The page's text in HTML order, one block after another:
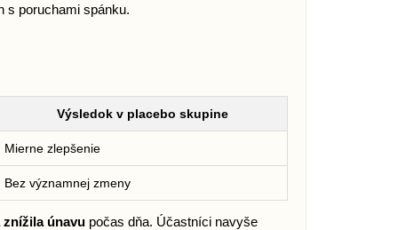
s poruchami spánku.
Výsledok v placebo skupine
Mierne zlepšenie
Bez významnej zmeny
znížila únavu počas dňa. Účastníci navyše